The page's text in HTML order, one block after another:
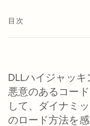
目次
DLLハイジャッ
悪意のあるコー
して、ダイナミ
のロード方法を